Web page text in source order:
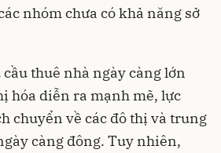
nhóm chưa có khả năng sở
thuê nhà ngày càng lớn
hóa diễn ra mạnh mẽ, lực
chuyển về các đô thị và trung
càng đông. Tuy nhiên,